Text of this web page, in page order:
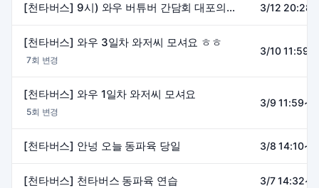
[천타버스] 9시) 와우 버튜버 간담회 대포의 신 3/12
[천타버스] 와우 3일차 와저씨 모셔요 ㅎㅎ
7회 변경
3/10
[천타버스] 와우 1일차 와저씨 모셔요
5회 변경
3/9
[천타버스] 안넝 오늘 동파육 당일 3/8
[천타버스] 천타버스 동파육 연습 3/7